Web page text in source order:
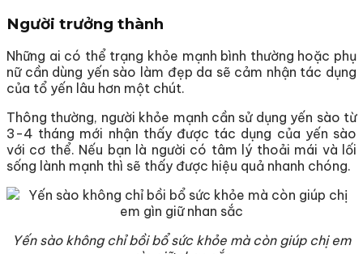
Người trưởng thành
Những ai có thể trạng khỏe mạnh bình thường hoặc phụ
nữ cần dùng yến sào làm đẹp da sẽ cảm nhận tác dụng
của tổ yến lâu hơn một chút.
Thông thường, người khỏe mạnh cần sử dụng yến sào từ
3-4 tháng mới nhận thấy được tác dụng của yến sào
với cơ thể. Nếu bạn là người có tâm lý thoải mái và lối
sống lành mạnh thì sẽ thấy được hiệu quả nhanh chóng.
Yến sào không chỉ bồi bổ sức khỏe mà còn giúp chị em